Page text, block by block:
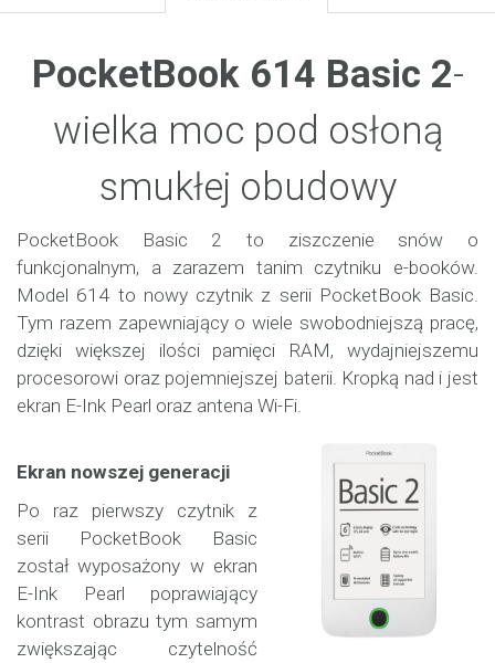
PocketBook 614 Basic 2-
wielka moc pod osłoną
smukłej obudowy
PocketBook Basic 2 to ziszczenie snów o
funkcjonalnym, a zarazem tanim czytniku e-booków.
Model 614 to nowy czytnik z serii PocketBook Basic.
Tym razem zapewniający o wiele swobodniejszą pracę,
dzięki większej ilości pamięci RAM, wydajniejszemu
procesorowi oraz pojemniejszej baterii. Kropką nad i jest
ekran E-Ink Pearl oraz antena Wi-Fi.
Ekran nowszej generacji
Po raz pierwszy czytnik z
serii PocketBook Basic
został wyposażony w ekran
E-Ink Pearl poprawiający
kontrast obrazu tym samym
zwiększając czytelność